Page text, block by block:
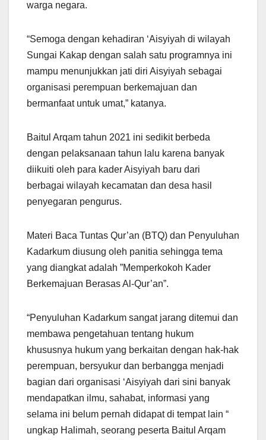
warga negara.
“Semoga dengan kehadiran ‘Aisyiyah di wilayah
Sungai Kakap dengan salah satu programnya ini
mampu menunjukkan jati diri Aisyiyah sebagai
organisasi perempuan berkemajuan dan
bermanfaat untuk umat,” katanya.
Baitul Arqam tahun 2021 ini sedikit berbeda
dengan pelaksanaan tahun lalu karena banyak
diikuiti oleh para kader Aisyiyah baru dari
berbagai wilayah kecamatan dan desa hasil
penyegaran pengurus.
Materi Baca Tuntas Qur’an (BTQ) dan Penyuluhan
Kadarkum diusung oleh panitia sehingga tema
yang diangkat adalah ”Memperkokoh Kader
Berkemajuan Berasas Al-Qur’an”.
“Penyuluhan Kadarkum sangat jarang ditemui dan
membawa pengetahuan tentang hukum
khususnya hukum yang berkaitan dengan hak-hak
perempuan, bersyukur dan berbangga menjadi
bagian dari organisasi ‘Aisyiyah dari sini banyak
mendapatkan ilmu, sahabat, informasi yang
selama ini belum pernah didapat di tempat lain “
ungkap Halimah, seorang peserta Baitul Arqam